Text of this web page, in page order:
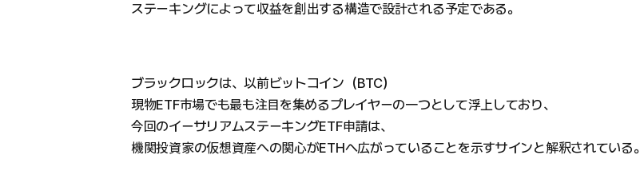
ステーキングによって収益を創出する構造で設計される予定である。
ブラックロックは、以前ビットコイン（BTC）
現物ETF市場でも最も注目を集めるプレイヤーの一つとして浮上しており、
今回のイーサリアムステーキングETF申請は、
機関投資家の仮想資産への関心がETHへ広がっていることを示すサインと解釈されている。